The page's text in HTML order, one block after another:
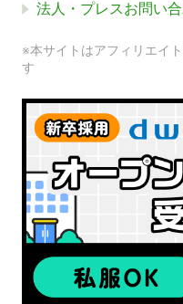
法人・プレスお問い
※本サイトはアフィリエイ
す